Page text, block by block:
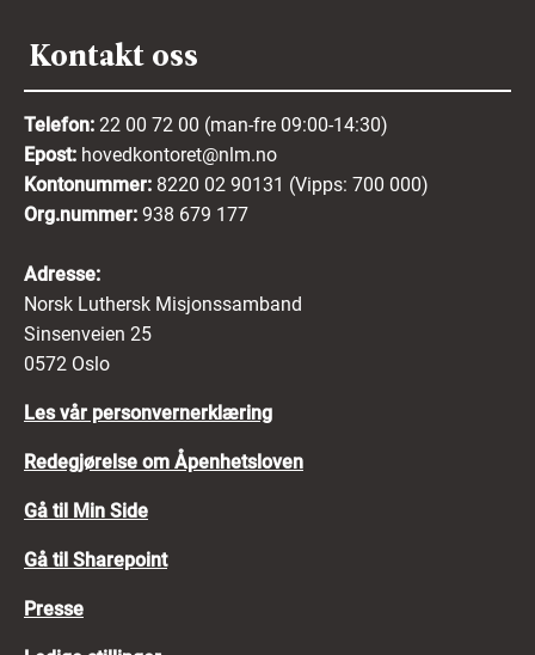
Kontakt oss
Telefon: 22 00 72 00 (man-fre 09:00-14:30)
Epost: hovedkontoret@nlm.no
Kontonummer: 8220 02 90131 (Vipps: 700 000)
Org.nummer: 938 679 177
Adresse:
Norsk Luthersk Misjonssamband
Sinsenveien 25
0572 Oslo
Les vår personvernerklæring
Redegjørelse om Åpenhetsloven
Gå til Min Side
Gå til Sharepoint
Presse